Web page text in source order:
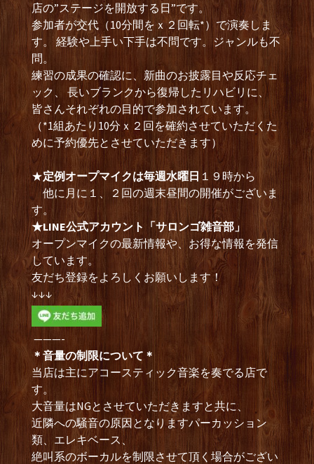
店の”ステージを開放する日”です。
参加者が交代（10分間をｘ２回転*）で演奏しま
す。 経験や上手い下手は不問です。ジャンルも不
問。
練習の成果の確認に、新曲のお披露目や反応チェ
ック、 長いブランクから復帰したリハビリに、
皆さんそれぞれの目的で参加されています。
（*1組あたり10分ｘ２回を確約させていただくた
めに予約優先とさせていただきます）
★定例オープマイクは毎週水曜日 １９時から
他に月に１、２回の週末昼間の開催がございま
す。
★LINE公式アカウント「サロンゴ雑音部」
オープンマイクの最新情報や、お得な情報を発信
しています。
友だち登録をよろしくお願いします！
↓↓↓
———-
＊音量の制限について＊
当店は主にアコースティック音楽を奏でる店で
す。
大音量はNGとさせていただきますと共に、
近隣への騒音の原因となりますパーカッション
類、エレキベース、
絶叫系のボーカルを制限させて頂く場合がござい